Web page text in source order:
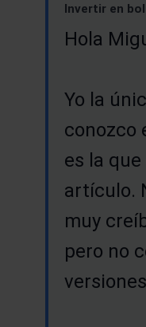
Invertir en
Hola
Yo la
conozco
es la
artículo.
muy
pero no